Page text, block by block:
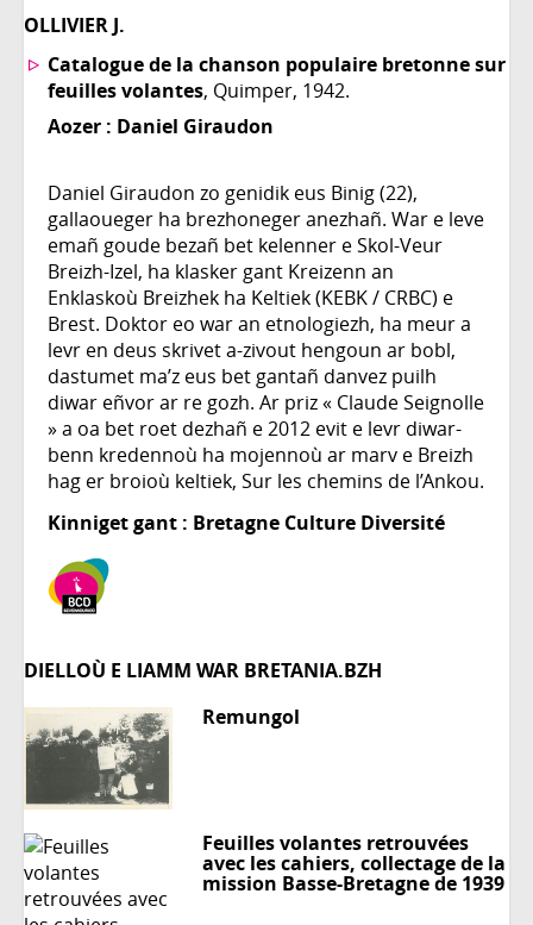
OLLIVIER J.
Catalogue de la chanson populaire bretonne sur
feuilles volantes, Quimper, 1942.
Aozer : Daniel Giraudon
Daniel Giraudon zo genidik eus Binig (22),
gallaoueger ha brezhoneger anezhañ. War e leve
emañ goude bezañ bet kelenner e Skol-Veur
Breizh-Izel, ha klasker gant Kreizenn an
Enklaskoù Breizhek ha Keltiek (KEBK / CRBC) e
Brest. Doktor eo war an etnologiezh, ha meur a
levr en deus skrivet a-zivout hengoun ar bobl,
dastumet ma’z eus bet gantañ danvez puilh
diwar eñvor ar re gozh. Ar priz « Claude Seignolle
» a oa bet roet dezhañ e 2012 evit e levr diwar-
benn kredennoù ha mojennoù ar marv e Breizh
hag er broioù keltiek, Sur les chemins de l’Ankou.
Kinniget gant : Bretagne Culture Diversité
DIELLOÙ E LIAMM WAR BRETANIA.BZH
Remungol
Feuilles volantes retrouvées
avec les cahiers, collectage de la
mission Basse-Bretagne de 1939